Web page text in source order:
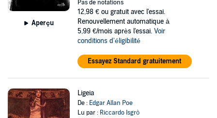
Aperçu
Pas de notations
12,98 € ou gratuit avec l'essai.
Renouvellement automatique à
5,99 €/mois après l'essai. Voir
conditions d'éligibilité
Essayez Standard gratuitement
Ligeia
De : Edgar Allan Poe
Lu par : Riccardo Isgrò